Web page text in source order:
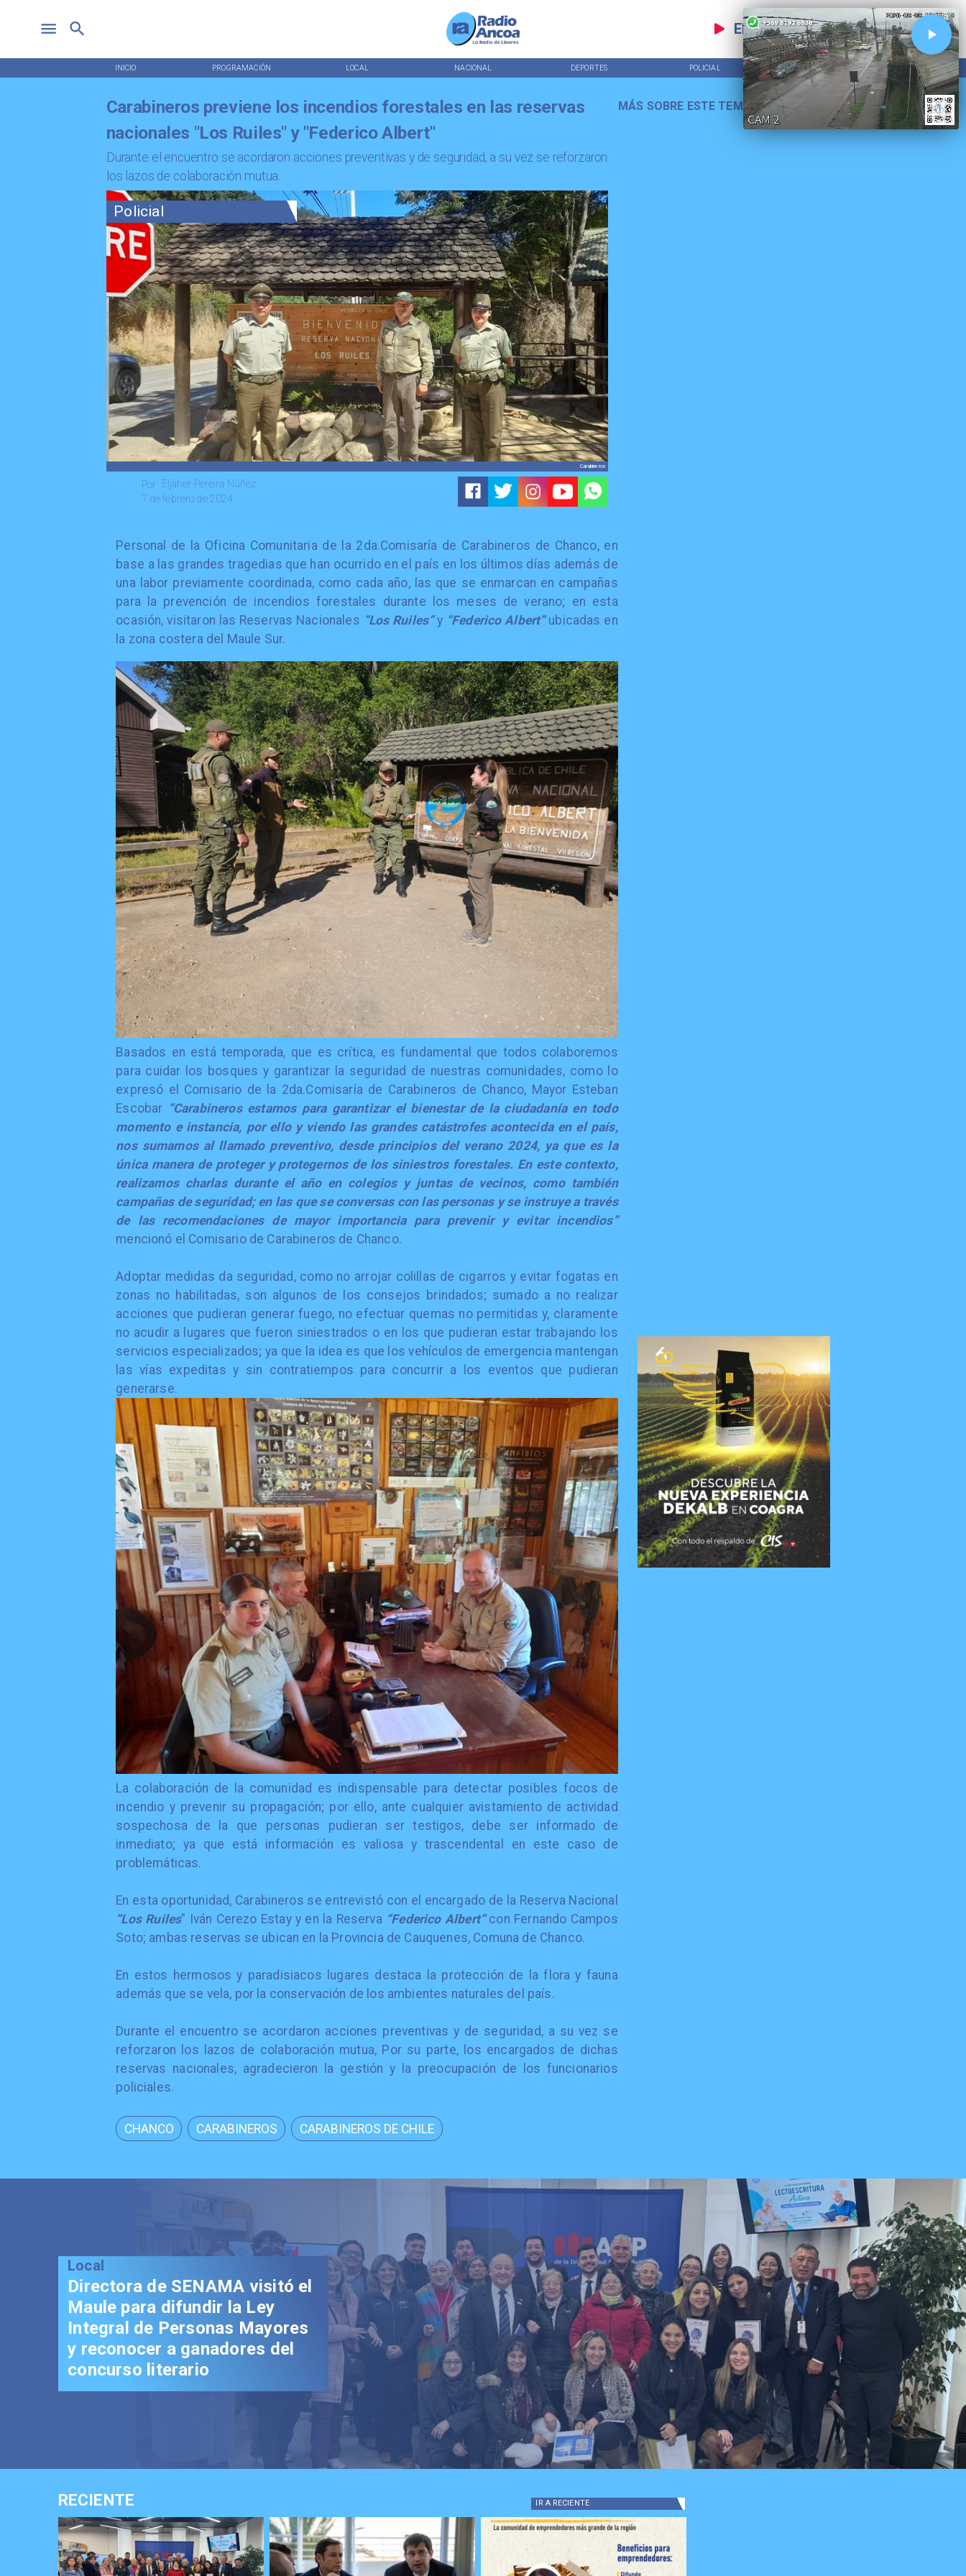
EN VIVO
INICIO PROGRAMACIÓN LOCAL NACIONAL DEPORTES POLICIAL TENDENCIAS
Policial
Eljaher Pereira Núñez
Por
7 de febrero de 2024
Carabineros
MÁS SOBRE ESTE TEMA
Carabineros previene los incendios forestales en las reservas
nacionales "Los Ruiles" y "Federico Albert"
​Durante el encuentro se acordaron acciones preventivas y de seguridad, a su vez se reforzaron
los lazos de colaboración mutua.
​Personal de la Oficina Comunitaria de la 2da.Comisaría de Carabineros de Chanco, en
base a las grandes tragedias que han ocurrido en el país en los últimos días además de
una labor previamente coordinada, como cada año, las que se enmarcan en campañas
para la prevención de incendios forestales durante los meses de verano; en esta
ocasión, visitaron las Reservas Nacionales “Los Ruiles”y “Federico Albert”ubicadas en
la zona costera del Maule Sur.
​Basados en está temporada, que es crítica, es fundamental que todos colaboremos
para cuidar los bosques y garantizar la seguridad de nuestras comunidades, como lo
expresó el Comisario de la 2da.Comisaría de Carabineros de Chanco, Mayor Esteban
Escobar “Carabineros estamos para garantizar el bienestar de la ciudadanía en todo
momento e instancia, por ello y viendo las grandes catástrofes acontecida en el país,
nos sumamos al llamado preventivo, desde principios del verano 2024, ya que es la
única manera de proteger y protegernos de los siniestros forestales. En este contexto,
realizamos charlas durante el año en colegios y juntas de vecinos, como también
campañas de seguridad; en las que se conversas con las personas y se instruye a través
de las recomendaciones de mayor importancia para prevenir y evitar incendios”
mencionó el Comisario de Carabineros de Chanco.
​Adoptar medidas da seguridad, como no arrojar colillas de cigarros y evitar fogatas en
zonas no habilitadas, son algunos de los consejos brindados; sumado a no realizar
acciones que pudieran generar fuego, no efectuar quemas no permitidas y, claramente
no acudir a lugares que fueron siniestrados o en los que pudieran estar trabajando los
servicios especializados; ya que la idea es que los vehículos de emergencia mantengan
las vías expeditas y sin contratiempos para concurrir a los eventos que pudieran
generarse.
​La colaboración de la comunidad es indispensable para detectar posibles focos de
incendio y prevenir su propagación; por ello, ante cualquier avistamiento de actividad
sospechosa de la que personas pudieran ser testigos, debe ser informado de
inmediato; ya que está información es valiosa y trascendental en este caso de
problemáticas.
​En esta oportunidad, Carabineros se entrevistó con el encargado de la Reserva Nacional
“Los Ruiles” Iván Cerezo Estay y en la Reserva “Federico Albert”con Fernando Campos
Soto; ambas reservas se ubican en la Provincia de Cauquenes, Comuna de Chanco.
​En estos hermosos y paradisiacos lugares destaca la protección de la flora y fauna
además que se vela, por la conservación de los ambientes naturales del país.
​Durante el encuentro se acordaron acciones preventivas y de seguridad, a su vez se
reforzaron los lazos de colaboración mutua, Por su parte, los encargados de dichas
reservas nacionales, agradecieron la gestión y la preocupación de los funcionarios
policiales.
CHANCO CARABINEROS CARABINEROS DE CHILE
Local
Gobernador Álvarez-
Salamanca impulsa
fortalecimiento del Paso
Pehuenche
RECIENTE IR A RECIENTE